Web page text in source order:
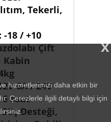
Tekerli,
-18 / +10
Çift
Kabin
6A / 24V
6 saat
Desteği,
x
hizmetlerimizi daha etkin bir
Çerezlerle ilgili detaylı bilgi için